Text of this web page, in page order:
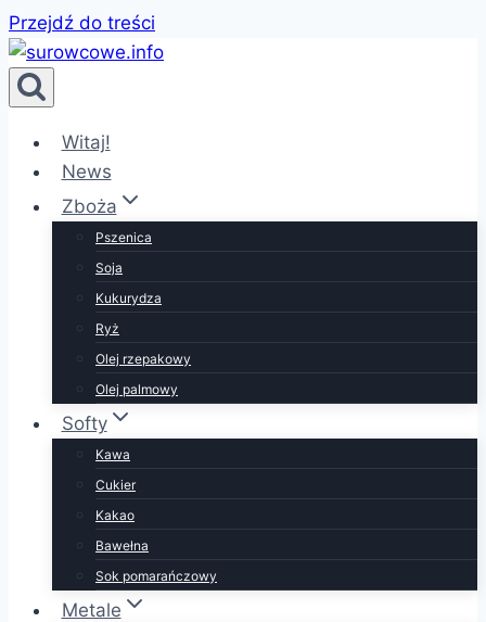
Przejdź do treści
Witaj!
News
Zboża
Pszenica
Soja
Kukurydza
Ryż
Olej rzepakowy
Olej palmowy
Softy
Kawa
Cukier
Kakao
Bawełna
Sok pomarańczowy
Metale